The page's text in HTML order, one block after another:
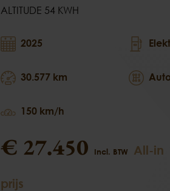
ALTITUDE 54 KWH
2025
30.577 km
150 km/h
€ 27.450 Incl. BTW All-in
prijs